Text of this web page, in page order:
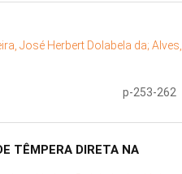
José Herbert Dolabela da; Alves,
p-253-262
TÊMPERA DIRETA NA